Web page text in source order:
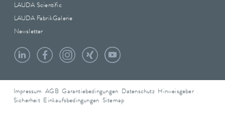
LAUDA Scientific
LAUDA FabrikGalerie
Newsletter
Impressum AGB Garantiebedingungen Datenschutz Hinweisgeber
Sicherheit Einkaufsbedingungen Sitemap